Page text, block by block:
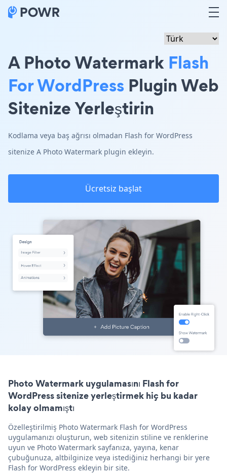
A Photo Watermark Flash
For WordPress Plugin Web
Sitenize Yerleştirin
Kodlama veya baş ağrısı olmadan Flash for WordPress
sitenize A Photo Watermark plugin ekleyin.
Ücretsiz başlat
Photo Watermark uygulamasını Flash for
WordPress sitenize yerleştirmek hiç bu kadar
kolay olmamıştı
Özelleştirilmiş Photo Watermark Flash for WordPress
uygulamanızı oluşturun, web sitenizin stiline ve renklerine
uyun ve Photo Watermark sayfanıza, yayına, kenar
çubuğunuza, altbilginize veya istediğiniz herhangi bir yere
Flash for WordPress ekleyin bir site.